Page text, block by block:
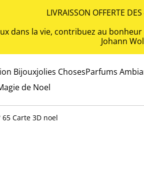
LIVRAISSON OFFERTE
dans la vie, contribuez au
Johann
Bijouxjolies ChosesParfums
de Noel
65 Carte 3D noel